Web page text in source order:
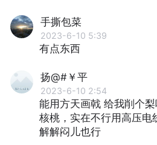
手撕包菜
2023-6-10 5:39
有点东西
扬@#￥平
2023-6-10 2:54
能用方天画戟 给我削个
核桃，实在不行用高压电
解解闷儿也行